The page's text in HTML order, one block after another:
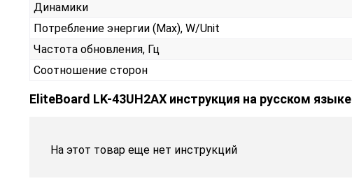
Динамики
Потребление энергии (Max), W/Unit
Частота обновления, Гц
Соотношение сторон
EliteBoard LK-43UH2AX инструкция на русском языке
На этот товар еще нет инструкций